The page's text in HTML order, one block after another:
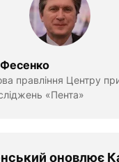
правління Центру
«Пента»
оновлює